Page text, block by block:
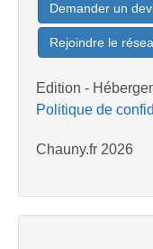
Demander un
Rejoindre le
Edition -
Politique de
Chauny.fr 2026